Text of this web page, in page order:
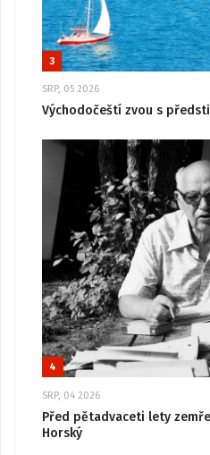
3
SRP, 05 2026
Východočeští zvou s
4
SRP, 04 2026
Před pětadvaceti lety
Horský